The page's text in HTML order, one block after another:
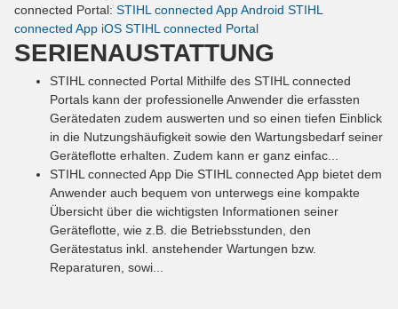
connected Portal: STIHL connected App Android STIHL
connected App iOS STIHL connected Portal
SERIENAUSTATTUNG
STIHL connected Portal Mithilfe des STIHL connected
Portals kann der professionelle Anwender die erfassten
Gerätedaten zudem auswerten und so einen tiefen Einblick
in die Nutzungshäufigkeit sowie den Wartungsbedarf seiner
Geräteflotte erhalten. Zudem kann er ganz einfac...
STIHL connected App Die STIHL connected App bietet dem
Anwender auch bequem von unterwegs eine kompakte
Übersicht über die wichtigsten Informationen seiner
Geräteflotte, wie z.B. die Betriebsstunden, den
Gerätestatus inkl. anstehender Wartungen bzw.
Reparaturen, sowi...